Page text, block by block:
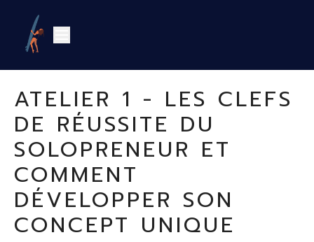
ATELIER 1 - LES CLEFS
DE RÉUSSITE DU
SOLOPRENEUR ET
COMMENT
DÉVELOPPER SON
CONCEPT UNIQUE